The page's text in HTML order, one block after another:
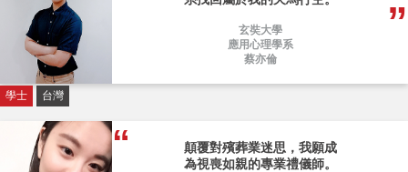
玄奘大學
應用心理學系
蔡亦倫
學士 台灣
顛覆對殯葬業迷思，我願成
為視喪如親的專業禮儀師。